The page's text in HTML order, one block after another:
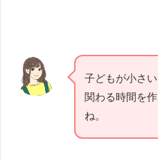
子どもが小さ
関わる時間を
ね。